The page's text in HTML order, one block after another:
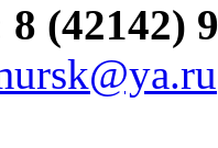
8 (42142)